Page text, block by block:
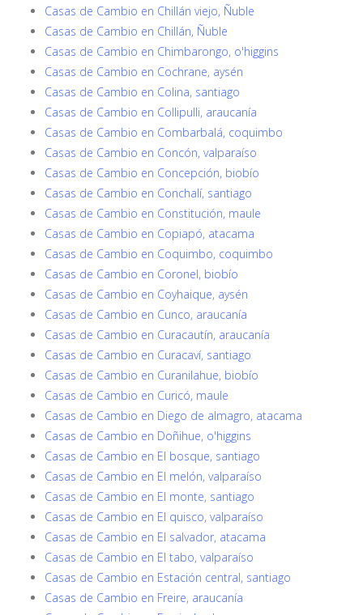
Casas de Cambio en Chillán viejo, Ñuble
Casas de Cambio en Chillán, Ñuble
Casas de Cambio en Chimbarongo, o'higgins
Casas de Cambio en Cochrane, aysén
Casas de Cambio en Colina, santiago
Casas de Cambio en Collipulli, araucanía
Casas de Cambio en Combarbalá, coquimbo
Casas de Cambio en Concón, valparaíso
Casas de Cambio en Concepción, biobío
Casas de Cambio en Conchalí, santiago
Casas de Cambio en Constitución, maule
Casas de Cambio en Copiapó, atacama
Casas de Cambio en Coquimbo, coquimbo
Casas de Cambio en Coronel, biobío
Casas de Cambio en Coyhaique, aysén
Casas de Cambio en Cunco, araucanía
Casas de Cambio en Curacautín, araucanía
Casas de Cambio en Curacaví, santiago
Casas de Cambio en Curanilahue, biobío
Casas de Cambio en Curicó, maule
Casas de Cambio en Diego de almagro, atacama
Casas de Cambio en Doñihue, o'higgins
Casas de Cambio en El bosque, santiago
Casas de Cambio en El melón, valparaíso
Casas de Cambio en El monte, santiago
Casas de Cambio en El quisco, valparaíso
Casas de Cambio en El salvador, atacama
Casas de Cambio en El tabo, valparaíso
Casas de Cambio en Estación central, santiago
Casas de Cambio en Freire, araucanía